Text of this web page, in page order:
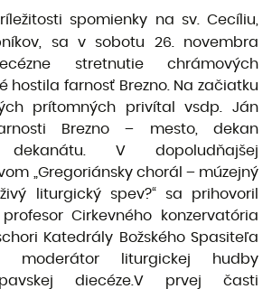
spomienky na sv. Cecíliu,
sa v sobotu 26. novembra
stretnutie chrámových
hostila farnosť Brezno. Na začiatku
prítomných privítal vsdp. Ján
Brezno – mesto, dekan
dekanátu. V dopoludňajšej
„Gregoriánsky chorál – múzejný
liturgický spev?“ sa prihovoril
profesor Cirkevného konzervatória
Katedrály Božského Spasiteľa
liturgickej hudby
diecéze.V prvej časti